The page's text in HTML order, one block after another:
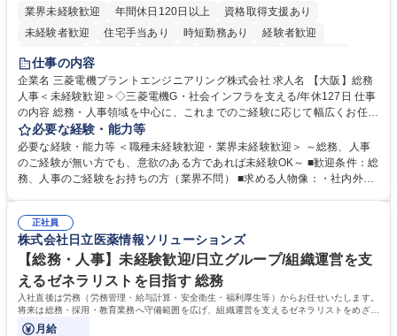
業界未経験歓迎 年間休日120日以上
資格取得支援あり
未経験者歓迎
住宅手当あり 時短勤務あり
経験者歓迎
退職金あり
駅近5分以内
土日祝休み 服装自由 寮・社宅あり 食事補助あり
仕事の内容
企業名 三菱電機プラントエンジニアリング株式会社 求人名 【大阪】総務
人事＜未経験歓迎＞◇三菱電機G・社会インフラを支える/年休127日 仕事
の内容 総務・人事領域を中心に、これまでのご経験に応じて幅広くお任せ
します。 ＜具体的には＞ ・総務/人事労務（給与・社保・勤怠管理など）
・採用・教育研修 ・福利厚生運用 など ※基本的には事務所勤務ですが、
採用や教育等の業務内容により、関西圏以外への日帰り・宿泊を伴う国内
出張もございます。 ※担当業務を持ちつつ、お互いに助け合いながら、総
必要な経験・能力等
必要な経験・能力等 ＜職種未経験歓迎・業界未経験歓迎＞ ～総務、人事
のご経験が無い方でも、意欲のある方であれば未経験OK～ ■歓迎条件：総
務、人事のご経験をお持ちの方（業界不問） ■求める人物像：・社内外の
正社員
株式会社日立医薬情報ソリューションズ
【総務・人事】未経験歓迎/日立グループ/組織運営を支
えるゼネラリストを目指す 総務
入社直後は労務（労務管理・給与計算・安全衛生・福利厚生等）からお任せいたします。
将来は総務・採用・教育業務へ守備範囲を広げ、組織運営を支えるゼネラリストをめざせ
ます。
月給